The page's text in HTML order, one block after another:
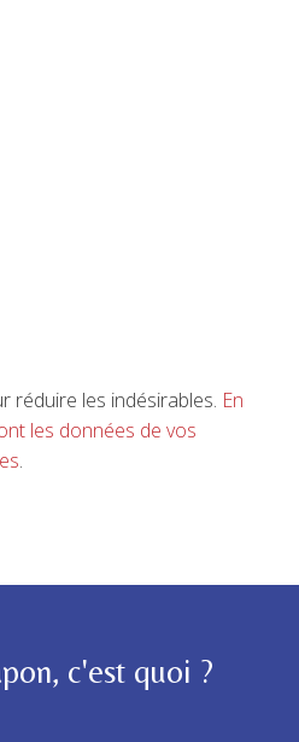
réduire les indésirables. En
les données de vos
.
c'est quoi ?